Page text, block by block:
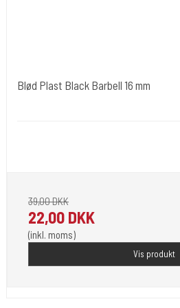
Blød Plast Black Barbell 16 mm
39,00 DKK
22,00 DKK
(inkl. moms)
Vis produkt